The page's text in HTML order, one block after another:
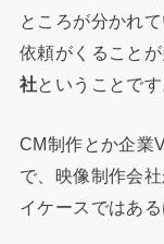
ところが分かれ
依頼がくること
社ということです
CM制作とか企業
で、映像制作会
イケースではある